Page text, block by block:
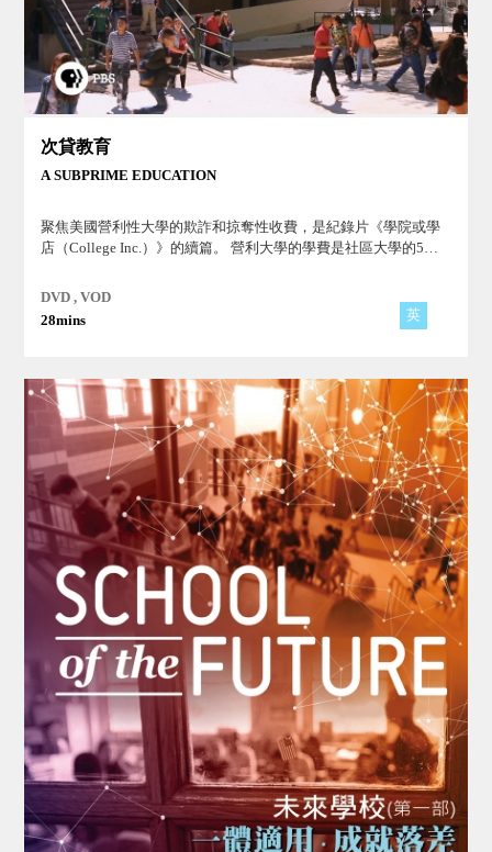
次貸教育
A SUBPRIME EDUCATION
聚焦美國營利性大學的欺詐和掠奪性收費，是紀錄片《學院或學
店（College Inc.）》的續篇。 營利大學的學費是社區大學的5
DVD , VOD
28mins
英